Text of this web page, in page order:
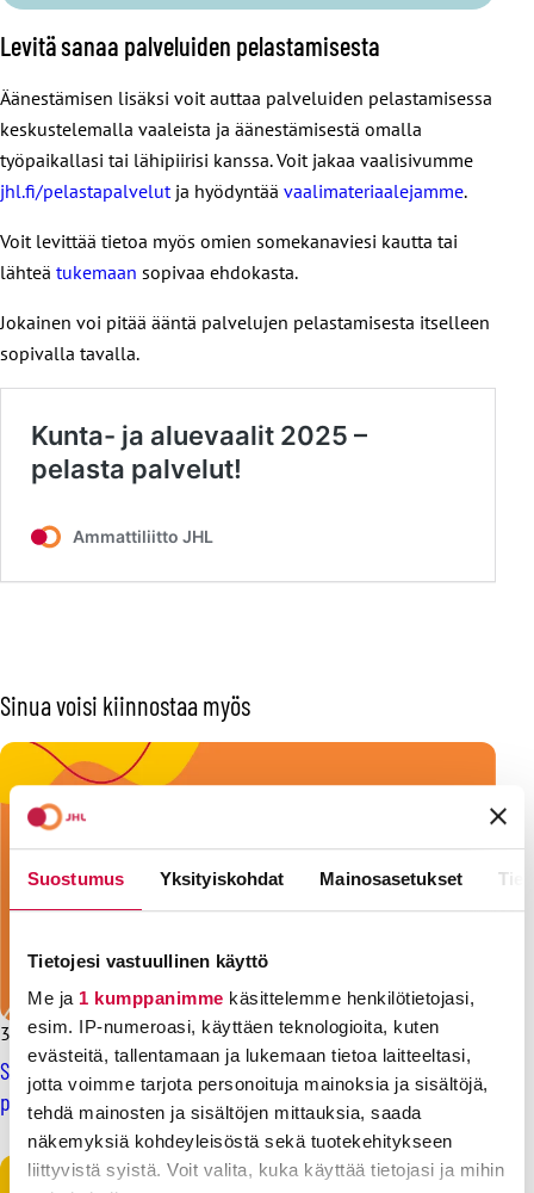
Suostumus Yksityiskohdat Mainosasetukset
Tietojesi vastuullinen käyttö
Me ja 1 kumppanimme käsittelemme henkilötietojasi,
esim. IP-numeroasi, käyttäen teknologioita, kuten
evästeitä, tallentamaan ja lukemaan tietoa laitteeltasi,
jotta voimme tarjota personoituja mainoksia ja sisältöjä,
tehdä mainosten ja sisältöjen mittauksia, saada
näkemyksiä kohdeyleisöstä sekä tuotekehitykseen
liittyvistä syistä. Voit valita, kuka käyttää tietojasi ja mihin
Levitä sanaa palveluiden pelastamisesta
Äänestämisen lisäksi voit auttaa palveluiden pelastamisessa
keskustelemalla vaaleista ja äänestämisestä omalla
työpaikallasi tai lähipiirisi kanssa. Voit jakaa vaalisivumme
jhl.fi/pelastapalvelut ja hyödyntää vaalimateriaalejamme.
Voit levittää tietoa myös omien somekanaviesi kautta tai
lähteä tukemaan sopivaa ehdokasta.
Jokainen voi pitää ääntä palvelujen pelastamisesta itselleen
sopivalla tavalla.
Sinua voisi kiinnostaa myös
3.3.2025 Uutiset
SAK:n vaalitentin juontaa JHL:n Mari Keturi – ehdokkaisiin
pääset tutustumaan vaaligallerioissa